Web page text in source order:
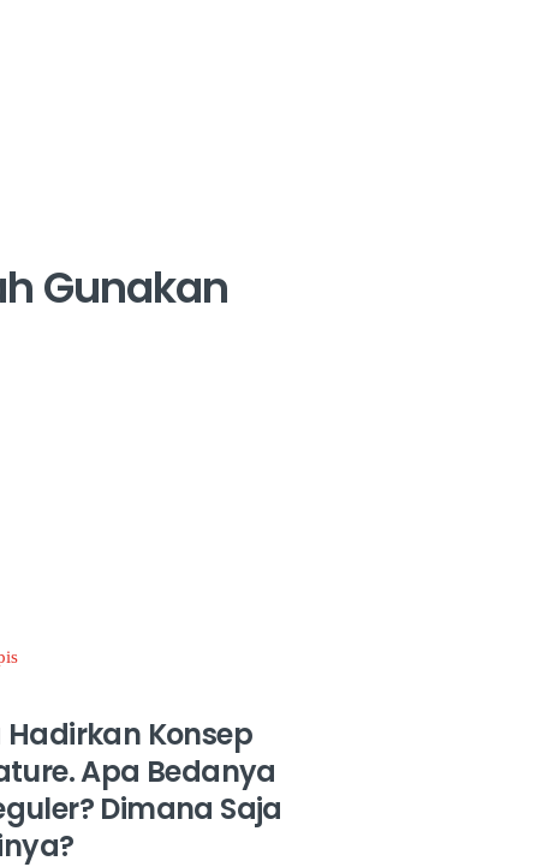
Gunakan
Konsep
Apa Bedanya
Dimana Saja